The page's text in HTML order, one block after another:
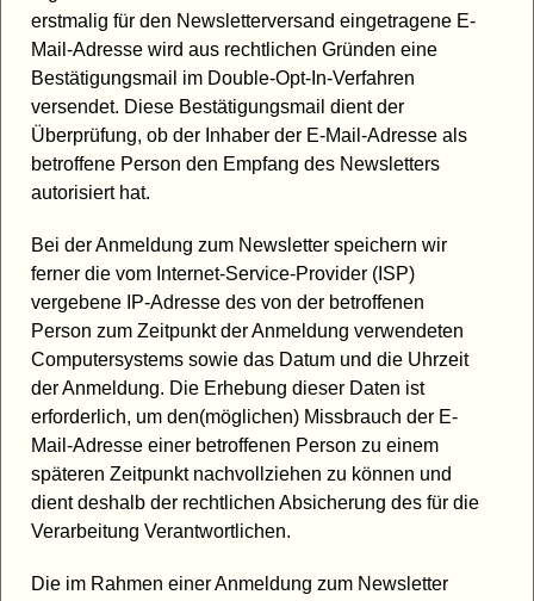
erstmalig für den Newsletterversand eingetragene E-
Mail-Adresse wird aus rechtlichen Gründen eine
Bestätigungsmail im Double-Opt-In-Verfahren
versendet. Diese Bestätigungsmail dient der
Überprüfung, ob der Inhaber der E-Mail-Adresse als
betroffene Person den Empfang des Newsletters
autorisiert hat.
Bei der Anmeldung zum Newsletter speichern wir
ferner die vom Internet-Service-Provider (ISP)
vergebene IP-Adresse des von der betroffenen
Person zum Zeitpunkt der Anmeldung verwendeten
Computersystems sowie das Datum und die Uhrzeit
der Anmeldung. Die Erhebung dieser Daten ist
erforderlich, um den(möglichen) Missbrauch der E-
Mail-Adresse einer betroffenen Person zu einem
späteren Zeitpunkt nachvollziehen zu können und
dient deshalb der rechtlichen Absicherung des für die
Verarbeitung Verantwortlichen.
Die im Rahmen einer Anmeldung zum Newsletter